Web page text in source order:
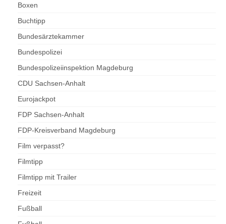
Boxen
Buchtipp
Bundesärztekammer
Bundespolizei
Bundespolizeiinspektion Magdeburg
CDU Sachsen-Anhalt
Eurojackpot
FDP Sachsen-Anhalt
FDP-Kreisverband Magdeburg
Film verpasst?
Filmtipp
Filmtipp mit Trailer
Freizeit
Fußball